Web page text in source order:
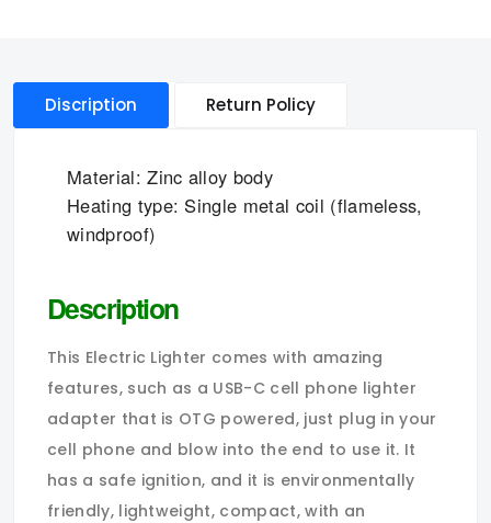
Discription Return Policy
Material: Zinc alloy body
Heating type: Single metal coil (flameless,
windproof)
Description
This Electric Lighter comes with amazing
features, such as a USB-C cell phone lighter
adapter that is OTG powered, just plug in your
cell phone and blow into the end to use it. It
has a safe ignition, and it is environmentally
friendly, lightweight, compact, with an